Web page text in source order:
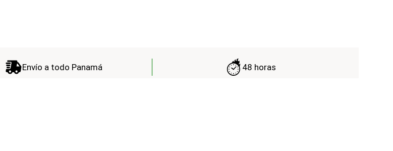
Envío a todo Panamá 48 horas